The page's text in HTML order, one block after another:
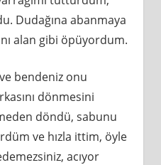
Dudağına abanmaya
alan gibi öpüyordum.
bendeniz onu
dönmesini
döndü, sabunu
ve hızla ittim, öyle
acıyor